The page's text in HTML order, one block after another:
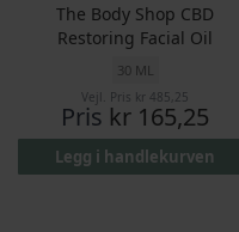
The Body Shop CBD
Restoring Facial Oil
30 ML
Vejl. Pris kr 485,25
Pris kr 165,25
Legg i handlekurven